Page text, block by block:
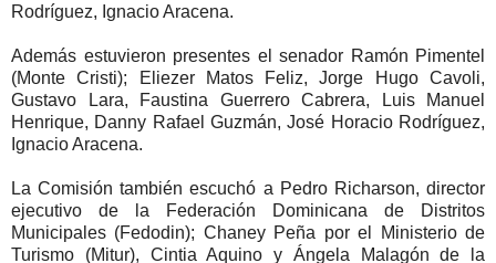
Rodríguez, Ignacio Aracena.
Además estuvieron presentes el senador Ramón Pimentel
(Monte Cristi); Eliezer Matos Feliz, Jorge Hugo Cavoli,
Gustavo Lara, Faustina Guerrero Cabrera, Luis Manuel
Henrique, Danny Rafael Guzmán, José Horacio Rodríguez,
Ignacio Aracena.
La Comisión también escuchó a Pedro Richarson, director
ejecutivo de la Federación Dominicana de Distritos
Municipales (Fedodin); Chaney Peña por el Ministerio de
Turismo (Mitur), Cintia Aquino y Ángela Malagón de la